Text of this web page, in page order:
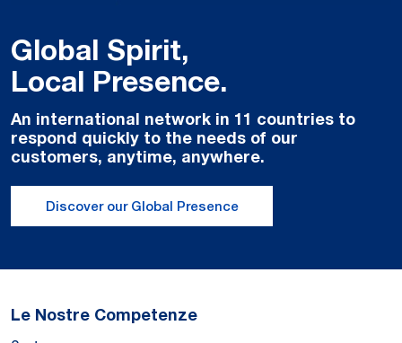
Global Spirit,
Local Presence.
An international network in 11 countries to
respond quickly to the needs of our
customers, anytime, anywhere.
Discover our Global Presence
Le Nostre Competenze